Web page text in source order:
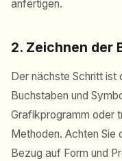
anfertigen.
2. Zeichnen der
Der nächste Schritt ist
Buchstaben und
Grafikprogramm oder
Methoden. Achten Sie
Bezug auf Form und